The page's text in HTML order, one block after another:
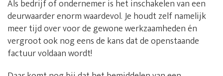
Als bedrijf of ondernemer is het inschakelen van een
deurwaarder enorm waardevol. Je houdt zelf namelijk
meer tijd over voor de gewone werkzaamheden én
vergroot ook nog eens de kans dat de openstaande
factuur voldaan wordt!